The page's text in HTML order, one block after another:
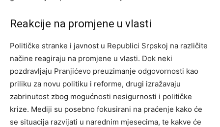
Reakcije na promjene u vlasti
Političke stranke i javnost u Republici Srpskoj na različite
načine reagiraju na promjene u vlasti. Dok neki
pozdravljaju Pranjićevo preuzimanje odgovornosti kao
priliku za novu politiku i reforme, drugi izražavaju
zabrinutost zbog mogućnosti nesigurnosti i političke
krize. Mediji su posebno fokusirani na praćenje kako će
se situacija razvijati u narednim mjesecima, te kakve će